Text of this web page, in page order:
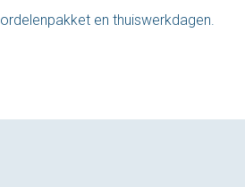
en thuiswerkdagen.